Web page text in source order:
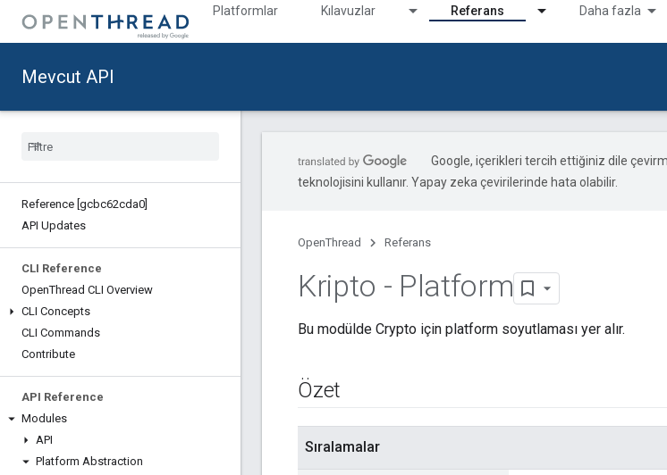
Platformlar Kılavuzlar Referans Daha fazla
Mevcut API
Reference [gcbc62cda0]
API Updates
CLI Reference
OpenThread CLI Overview
CLI Concepts
CLI Commands
Contribute
API Reference
Modules
API
Platform Abstraction
Google, içerikleri tercih ettiğiniz dile
teknolojisini kullanır. Yapay zeka çevirilerinde hata olabilir.
OpenThread Referans
Kripto - Platform
Bu modülde Crypto için platform soyutlaması yer alır.
Özet
Sıralamalar